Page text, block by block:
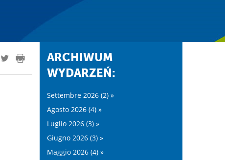
ARCHIWUM
WYDARZEŃ:
Settembre 2026 (2) »
Agosto 2026 (4) »
Luglio 2026 (3) »
Giugno 2026 (3) »
Maggio 2026 (4) »